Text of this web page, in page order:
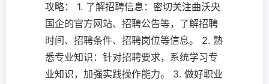
攻略： 1. 了解招聘信息：密切关注曲沃央
国企的官方网站、招聘公告等，了解招聘
时间、招聘条件、招聘岗位等信息。 2. 熟
悉专业知识：针对招聘要求，系统学习专
业知识，加强实践操作能力。 3. 做好职业